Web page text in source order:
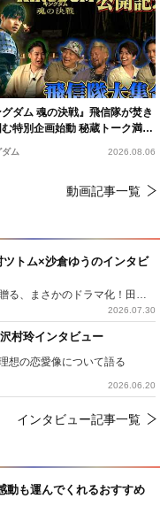
動も運んでくれるおすすめ
グダム 魂の決戦』飛信隊が焚き
特別企画始動 秘蔵トーク満載
グダムキャンプ”開催
ム 2026.08.06
動画記事一覧
ツトム×沙倉ゆうのインタビ
『侍タイムスリッパー』ファンに贈る、まさかのドラマ化！田村ツトム×沙倉ゆうのが語る『心配無用ノ介』撮影秘話
2026.07.30
村玲インタビュー
想の恋愛像について語る
2026.06.20
インタビュー記事一覧